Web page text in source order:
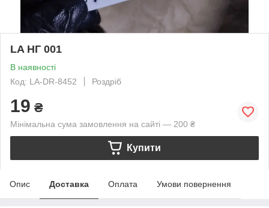
LA НГ 001
В наявності
Код: LA-DR-8452
Роздріб
19 ₴
Мінімальна сума замовлення на сайті — 200 ₴
Купити
Опис Доставка Оплата Умови повернення